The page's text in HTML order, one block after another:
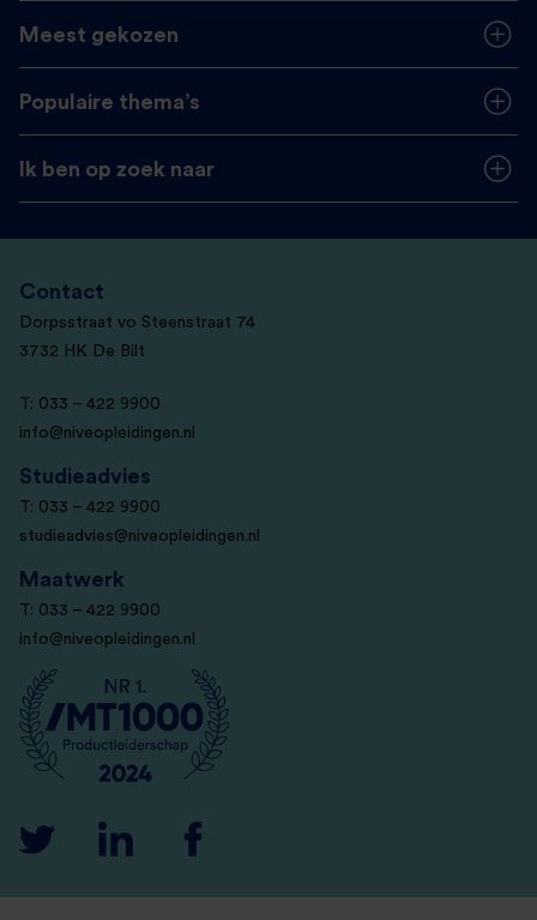
Meest gekozen
Populaire thema’s
Ik ben op zoek naar
Contact
Dorpsstraat vo Steenstraat 74
3732 HK De Bilt
T: 033 – 422 9900
info@niveopleidingen.nl
Studieadvies
T: 033 – 422 9900
studieadvies@niveopleidingen.nl
Maatwerk
T: 033 – 422 9900
info@niveopleidingen.nl